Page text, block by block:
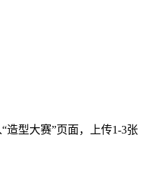
造型大赛”页面，上传1-3张